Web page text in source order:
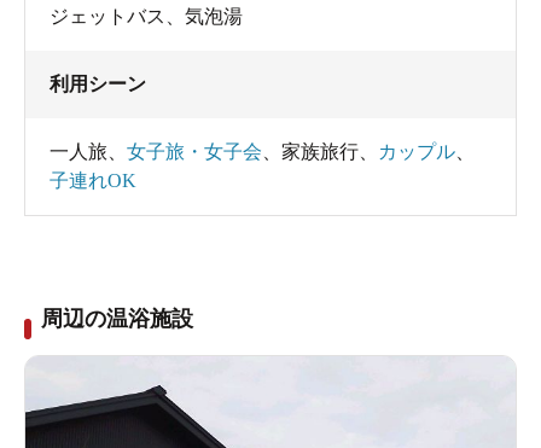
ジェットバス 気泡湯
利用シーン
一人旅 女子旅・女子会 家族旅行 カップル
子連れOK
周辺の温浴施設